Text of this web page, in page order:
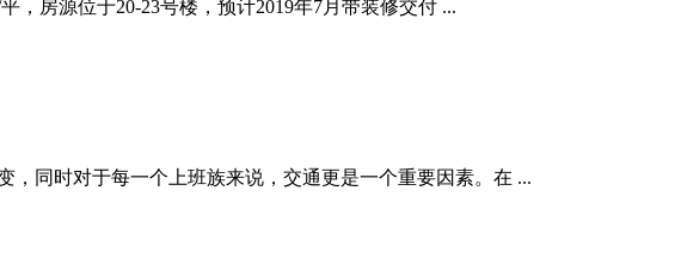
，房源位于20-23号楼，预计2019年7月带装修交付 ...
同时对于每一个上班族来说，交通更是一个重要因素。在 ...